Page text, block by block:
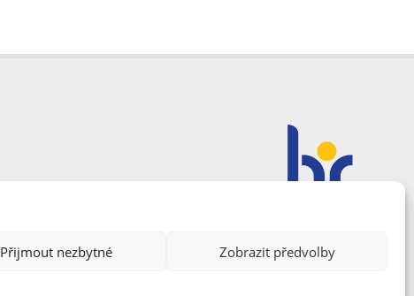
Přijmout nezbytné Zobrazit předvolby